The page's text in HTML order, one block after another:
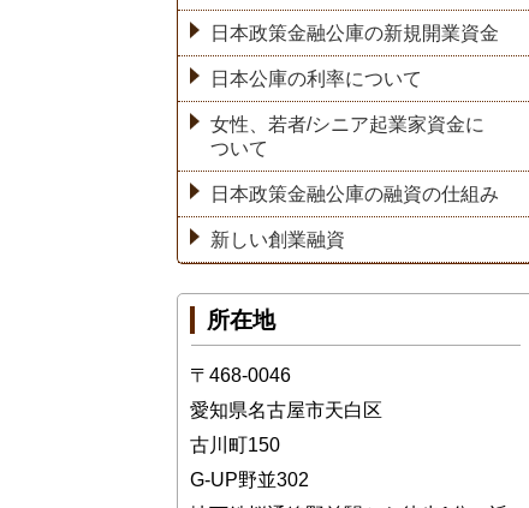
日本政策金融公庫の新規開業資金
日本公庫の利率について
女性、若者/シニア起業家資金に
ついて
日本政策金融公庫の融資の仕組み
新しい創業融資
所在地
〒468-0046
愛知県名古屋市天白区
古川町150
G-UP野並302